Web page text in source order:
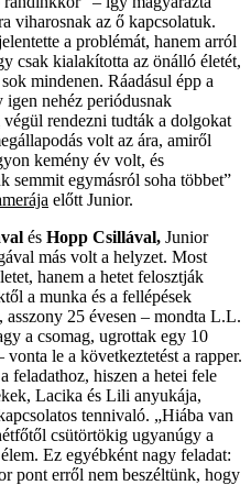
viharosnak az ő kapcsolatuk.
a problémát, hanem arról
csak kialakította az önálló életét,
mindenen. Ráadásul épp a
nehéz periódusnak
végül rendezni tudták a dolgokat
volt az ára, amiről
kemény év volt, és
semmit egymásról soha többet”
előtt Junior.
és Hopp Csillával, Junior
más volt a helyzet. Most
hanem a hetet felosztják
a munka és a fellépések
25 évesen – mondta L.L.
a csomag, ugrottak egy 10
le a következtetést a rapper.
feladathoz, hiszen a hetei fele
Lacika és Lili anyukája,
tennivaló. „Hiába van
csütörtökig ugyanúgy a
Ez egyébként nagy feladat:
pont erről nem beszéltünk, hogy